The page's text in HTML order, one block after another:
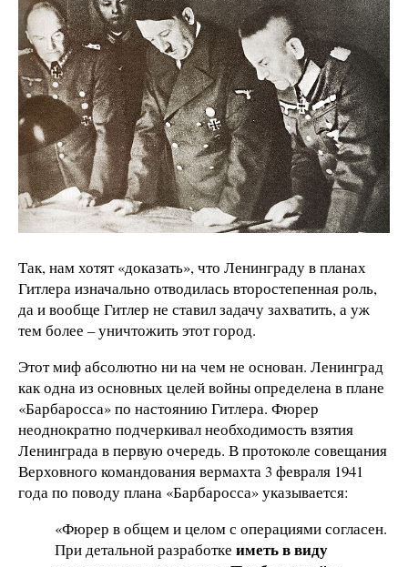
Так, нам хотят «доказать», что Ленинграду в планах
Гитлера изначально отводилась второстепенная роль,
да и вообще Гитлер не ставил задачу захватить, а уж
тем более – уничтожить этот город.
Этот миф абсолютно ни на чем не основан. Ленинград
как одна из основных целей войны определена в плане
«Барбаросса» по настоянию Гитлера. Фюрер
неоднократно подчеркивал необходимость взятия
Ленинграда в первую очередь. В протоколе совещания
Верховного командования вермахта 3 февраля 1941
года по поводу плана «Барбаросса» указывается:
«Фюрер в общем и целом с операциями согласен.
При детальной разработке иметь в виду